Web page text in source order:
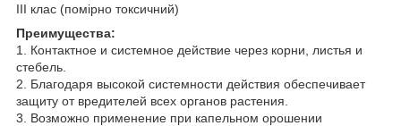
ІІІ клас (помірно токсичний)
Преимущества:
1. Контактное и системное действие через корни, листья и
стебель.
2. Благодаря высокой системности действия обеспечивает
защиту от вредителей всех органов растения.
3. Возможно применение при капельном орошении